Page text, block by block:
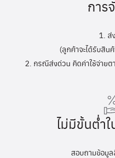
การ
1. ส่
(ลูกค้าจะได้รับสิน
2. กรณีส่งด่วน คิดค่าใช้จ่ายต
ไม่มีขั้นต่ำ
สอบถามข้อมูล